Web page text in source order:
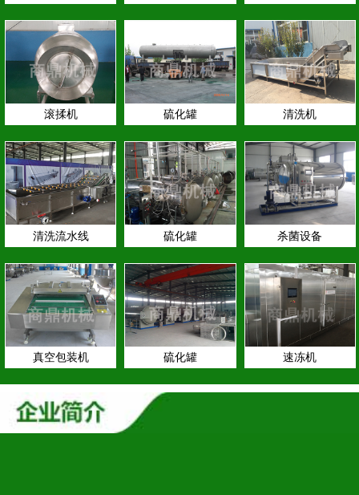
滚揉机 硫化罐 清洗机
清洗流水线 硫化罐 杀菌设备
真空包装机 硫化罐 速冻机